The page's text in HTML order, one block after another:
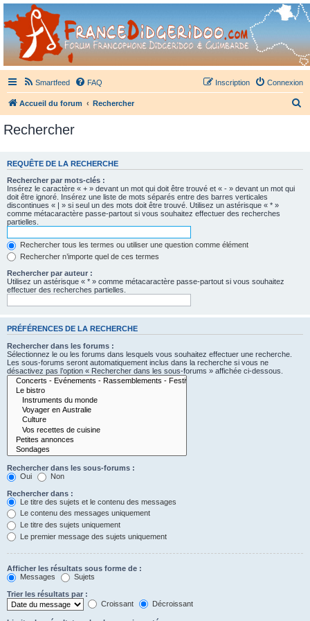
France Didgeridoo
Didgeridoo et Guimbarde sur France Didgeridoo - retrouvez la communauté.
Smartfeed FAQ Connexion
Inscription
Accueil du forum Rechercher
e
Rechercher
REQUÊTE DE LA RECHERCHE
Rechercher par mots-clés :
Insérez le caractère « + » devant un mot qui doit être trouvé et « - » devant un mot qui
doit être ignoré. Insérez une liste de mots séparés entre des barres verticales
discontinues « | » si seul un des mots doit être trouvé. Utilisez un astérisque « * »
comme métacaractère passe-partout si vous souhaitez effectuer des recherches
partielles.
Rechercher tous les termes ou utiliser une question comme élément
Rechercher n’importe quel de ces termes
Rechercher par auteur :
Utilisez un astérisque « * » comme métacaractère passe-partout si vous souhaitez
effectuer des recherches partielles.
PRÉFÉRENCES DE LA RECHERCHE
Rechercher dans les forums :
Sélectionnez le ou les forums dans lesquels vous souhaitez effectuer une recherche.
Les sous-forums seront automatiquement inclus dans la recherche si vous ne
désactivez pas l’option « Rechercher dans les sous-forums » affichée ci-dessous.
Rechercher dans les sous-forums :
Oui
Non
Rechercher dans :
Le titre des sujets et le contenu des messages
Le contenu des messages uniquement
Le titre des sujets uniquement
Le premier message des sujets uniquement
Afficher les résultats sous forme de :
Messages
Sujets
Trier les résultats par :
Croissant
Décroissant